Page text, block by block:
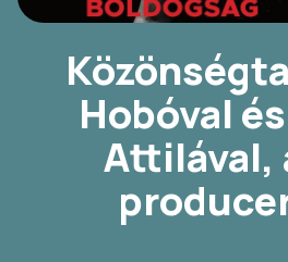
Hobóval
Attilával,